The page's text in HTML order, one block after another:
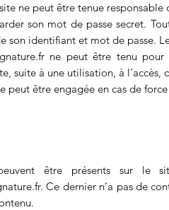
ne peut être tenue
son mot de passe secret.
son identifiant et mot de passe.
ne peut être tenu pour
suite à une utilisation, à
peut être engagée en cas de
être présents sur le
. Ce dernier n’a pas de